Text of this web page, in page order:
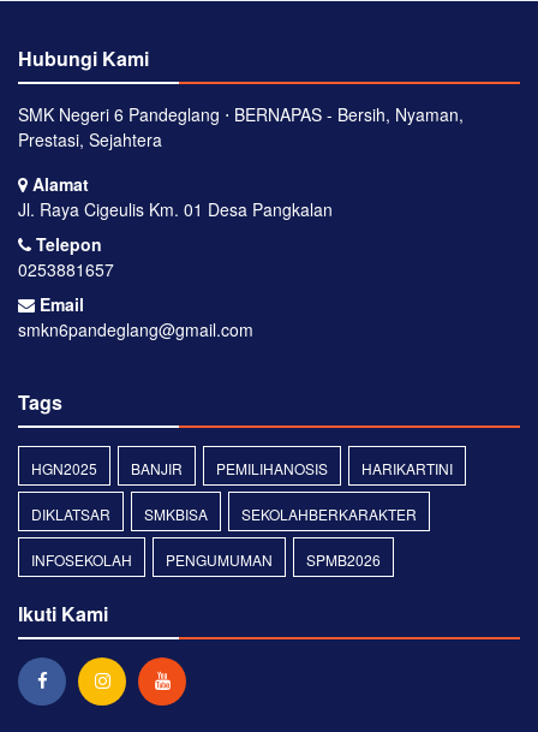
Hubungi Kami
SMK Negeri 6 Pandeglang ⋅ BERNAPAS - Bersih, Nyaman,
Prestasi, Sejahtera
Alamat
Jl. Raya Cigeulis Km. 01 Desa Pangkalan
Telepon
0253881657
Email
smkn6pandeglang@gmail.com
Tags
HGN2025 BANJIR PEMILIHANOSIS HARIKARTINI
DIKLATSAR SMKBISA SEKOLAHBERKARAKTER
INFOSEKOLAH PENGUMUMAN SPMB2026
Ikuti Kami